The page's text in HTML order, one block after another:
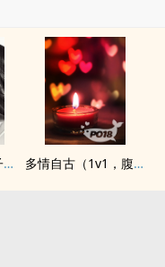
重生之纨绔女公子（NPH） 多情自古（1v1，腹黑内侍&amp;amp;咸鱼皇后）